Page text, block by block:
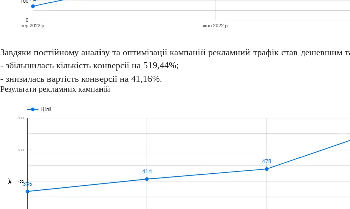
Завдяки постійному аналізу та оптимізації кампаній рекламний трафік став дешевшим
- збільшилась кількість конверсії на 519,44%;
- знизилась вартість конверсії на 41,16%.
Результати рекламних кампаній